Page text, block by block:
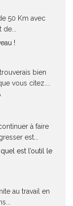
50 Km avec
!
bien
vous citez....
à faire
est...
est l’outil le
au travail en